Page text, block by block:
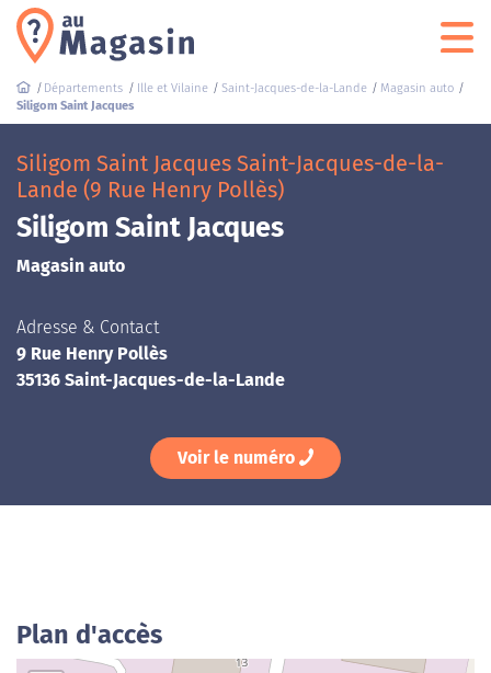
Départements Ille et Vilaine Saint-Jacques-de-la-Lande
Magasin auto
Siligom Saint Jacques
Siligom Saint Jacques Saint-Jacques-de-la-
Lande (9 Rue Henry Pollès)
Siligom Saint Jacques
Magasin auto
Adresse & Contact
9 Rue Henry Pollès
35136 Saint-Jacques-de-la-Lande
Voir le numéro
Plan d'accès